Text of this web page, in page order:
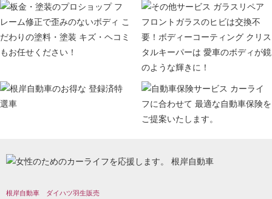
根岸自動車 ダイハツ羽生販売